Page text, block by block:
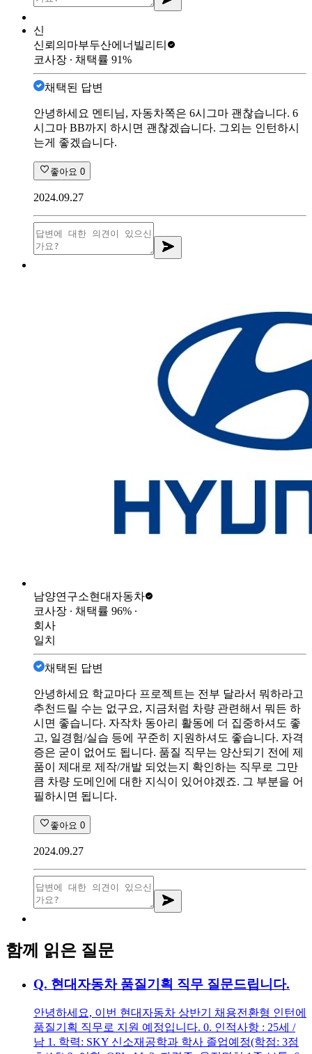
신
신뢰의마부두산에너빌리티
코사장 ∙ 채택률 91%
채택된 답변
안녕하세요 멘티님, 자동차쪽은 6시그마 괜찮습니다. 6
시그마 BB까지 하시면 괜찮겠습니다. 그외는 인턴하시
는게 좋겠습니다.
좋아요 0
2024.09.27
남양연구소현대자동차
코사장 ∙ 채택률 96% ∙
회사
일치
채택된 답변
안녕하세요 학교마다 프로젝트는 전부 달라서 뭐하라고
추천드릴 수는 없구요, 지금처럼 차량 관련해서 뭐든 하
시면 좋습니다. 자작차 동아리 활동에 더 집중하셔도 좋
고, 일경험/실습 등에 꾸준히 지원하셔도 좋습니다. 자격
증은 굳이 없어도 됩니다. 품질 직무는 양산되기 전에 제
품이 제대로 제작/개발 되었는지 확인하는 직무로 그만
큼 차량 도메인에 대한 지식이 있어야겠죠. 그 부분을 어
필하시면 됩니다.
좋아요 0
2024.09.27
함께 읽은 질문
Q. 현대자동차 품질기획 직무 질문드립니다.
안녕하세요, 이번 현대자동차 상반기 채용전환형 인턴에
품질기획 직무로 지원 예정입니다. 0. 인적사항 : 25세 /
남 1. 학력: SKY 신소재공학과 학사 졸업예정(학점: 3점